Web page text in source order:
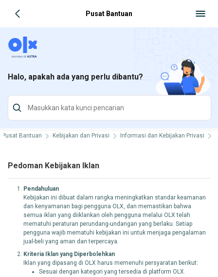
Pusat Bantuan
Halo, apakah ada yang perlu dibantu?
Pusat Bantuan Kebijakan dan Privasi Informasi dan Kebijakan Privasi
Pedoman Kebijakan Iklan
Pendahuluan
Kebijakan ini dibuat dalam rangka meningkatkan standar keamanan
dan kenyamanan bagi pengguna OLX, dan memastikan bahwa
semua iklan yang diiklankan oleh pengguna melalui OLX telah
mematuhi peraturan perundang-undangan yang berlaku. Setiap
pengguna wajib mematuhi kebijakan ini untuk menjaga pengalaman
jual-beli yang aman dan terpercaya.
Kriteria Iklan yang Diperbolehkan
Iklan yang dipasang di OLX harus memenuhi persyaratan berikut:
Sesuai dengan kategori yang tersedia di platform OLX.